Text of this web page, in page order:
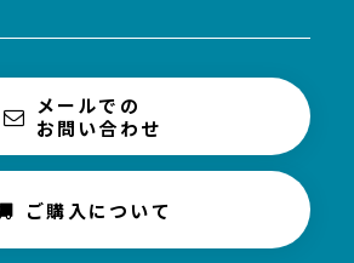
メールでの
お問い合わせ
ご購入について